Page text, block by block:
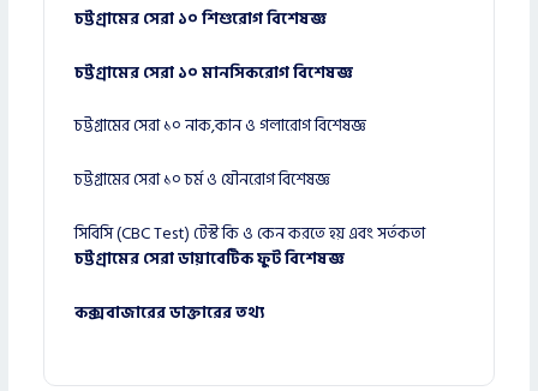
চট্টগ্রামের সেরা ১০ শিশুরোগ বিশেষজ্ঞ
চট্টগ্রামের সেরা ১০ মানসিকরোগ বিশেষজ্ঞ
চট্টগ্রামের সেরা ১০ নাক,কান ও গলারোগ বিশেষজ্ঞ
চট্টগ্রামের সেরা ১০ চর্ম ও যৌনরোগ বিশেষজ্ঞ
সিবিসি (CBC Test) টেস্ট কি ও কেন করতে হয় এবং সর্তকতা
চট্টগ্রামের সেরা ডায়াবেটিক ফুট বিশেষজ্ঞ
কক্সবাজারের ডাক্তারের তথ্য